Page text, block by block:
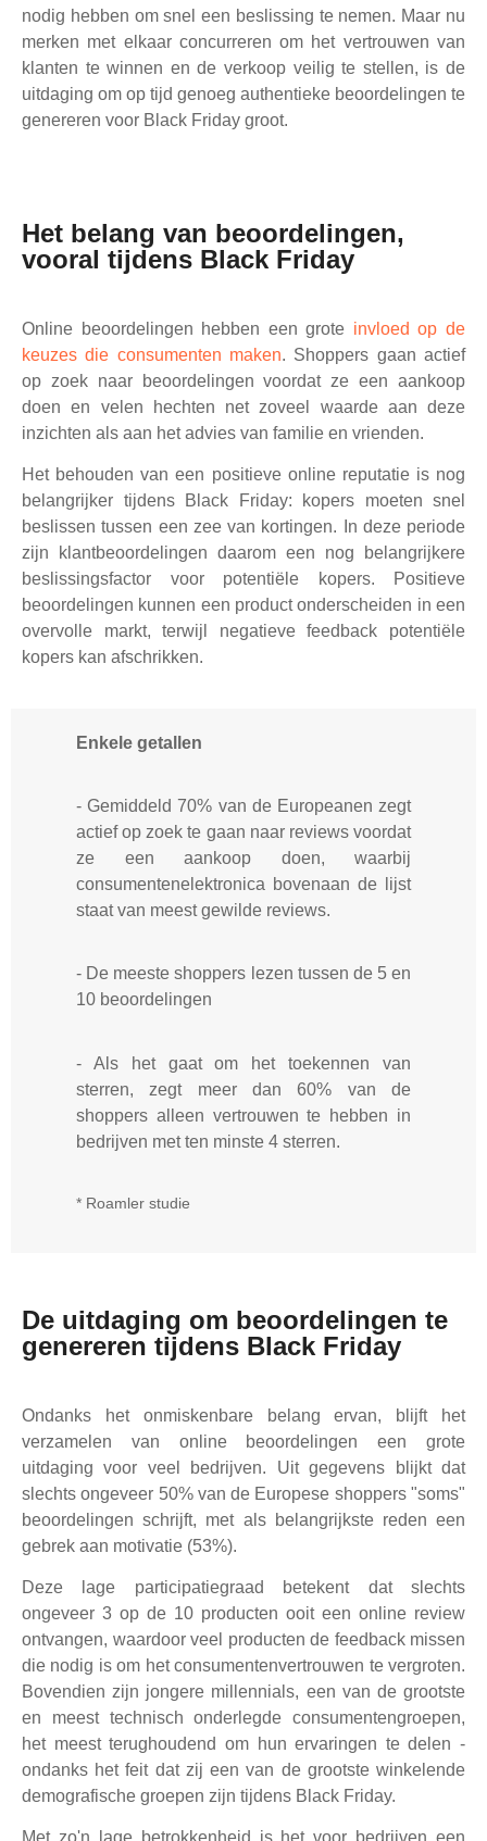
nodig hebben om snel een beslissing te nemen. Maar nu
merken met elkaar concurreren om het vertrouwen van
klanten te winnen en de verkoop veilig te stellen, is de
uitdaging om op tijd genoeg authentieke beoordelingen te
genereren voor Black Friday groot.
Het belang van beoordelingen,
vooral tijdens Black Friday
Online beoordelingen hebben een grote invloed op de
keuzes die consumenten maken. Shoppers gaan actief
op zoek naar beoordelingen voordat ze een aankoop
doen en velen hechten net zoveel waarde aan deze
inzichten als aan het advies van familie en vrienden.
Het behouden van een positieve online reputatie is nog
belangrijker tijdens Black Friday: kopers moeten snel
beslissen tussen een zee van kortingen. In deze periode
zijn klantbeoordelingen daarom een nog belangrijkere
beslissingsfactor voor potentiële kopers. Positieve
beoordelingen kunnen een product onderscheiden in een
overvolle markt, terwijl negatieve feedback potentiële
kopers kan afschrikken.
Enkele getallen
- Gemiddeld 70% van de Europeanen zegt
actief op zoek te gaan naar reviews voordat
ze een aankoop doen, waarbij
consumentenelektronica bovenaan de lijst
staat van meest gewilde reviews.
- De meeste shoppers lezen tussen de 5 en
10 beoordelingen
- Als het gaat om het toekennen van
sterren, zegt meer dan 60% van de
shoppers alleen vertrouwen te hebben in
bedrijven met ten minste 4 sterren.
* Roamler studie
De uitdaging om beoordelingen te
genereren tijdens Black Friday
Ondanks het onmiskenbare belang ervan, blijft het
verzamelen van online beoordelingen een grote
uitdaging voor veel bedrijven. Uit gegevens blijkt dat
slechts ongeveer 50% van de Europese shoppers "soms"
beoordelingen schrijft, met als belangrijkste reden een
gebrek aan motivatie (53%).
Deze lage participatiegraad betekent dat slechts
ongeveer 3 op de 10 producten ooit een online review
ontvangen, waardoor veel producten de feedback missen
die nodig is om het consumentenvertrouwen te vergroten.
Bovendien zijn jongere millennials, een van de grootste
en meest technisch onderlegde consumentengroepen,
het meest terughoudend om hun ervaringen te delen -
ondanks het feit dat zij een van de grootste winkelende
demografische groepen zijn tijdens Black Friday.